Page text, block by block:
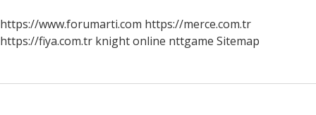
https://www.forumarti.com https://merce.com.tr
https://fiya.com.tr knight online nttgame Sitemap